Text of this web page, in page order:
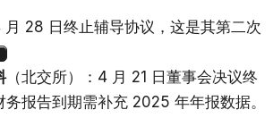
月 28 日终止辅导协议，这是其第二次
（北交所）：4 月 21 日董事会决议终
务报告到期需补充 2025 年年报数据。